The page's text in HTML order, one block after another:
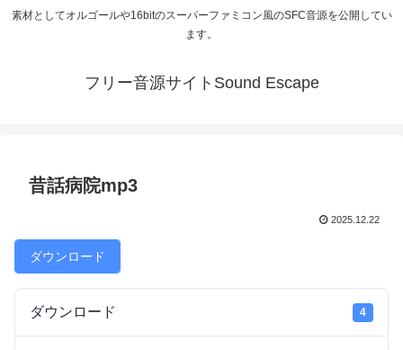
素材としてオルゴールや16bitのスーパーファミコン風のSFC音源を公開してい
ます。
フリー音源サイトSound Escape
昔話病院mp3
2025.12.22
ダウンロード
ダウンロード 4